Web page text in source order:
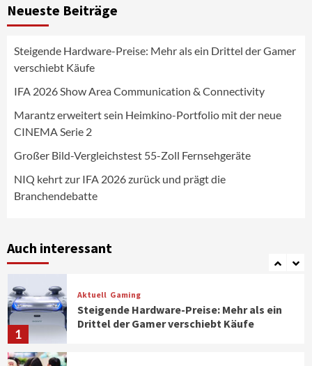
Neueste Beiträge
Steigende Hardware-Preise: Mehr als ein Drittel der Gamer
verschiebt Käufe
IFA 2026 Show Area Communication & Connectivity
Marantz erweitert sein Heimkino-Portfolio mit der neue
CINEMA Serie 2
Großer Bild-Vergleichstest 55-Zoll Fernsehgeräte
NIQ kehrt zur IFA 2026 zurück und prägt die
Branchendebatte
Auch interessant
4
Fernsehgeräte
5
NIQ kehrt zur IFA 2026 zurück und prägt
die Branchendebatte
6
Aktuell
CHERRY baut Vertriebsteam in
7
Klimageräte und Ventilatoren
1
Aktuell Gaming
Steigende Hardware-Preise: Mehr als ein
Drittel der Gamer verschiebt Käufe